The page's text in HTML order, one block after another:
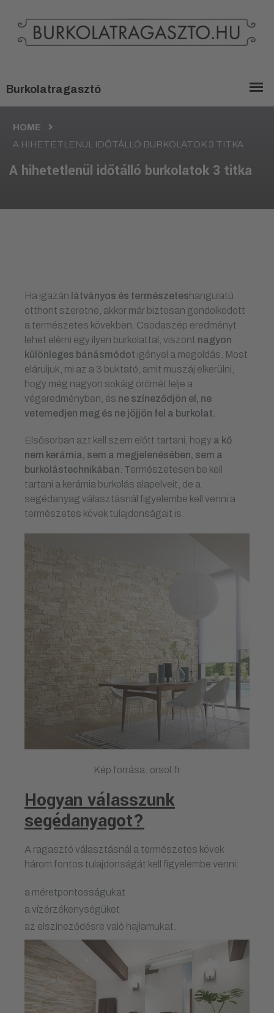
HOME
A HIHETETLENÜL IDŐTÁLLÓ BURKOLATOK 3 TITKA
A hihetetlenül időtálló burkolatok 3 titka
Ha igazán látványos és természeteshangulatú
otthont szeretne, akkor már biztosan gondolkodott
a természetes kövekben. Csodaszép eredményt
lehet elérni egy ilyen burkolattal, viszont nagyon
különleges bánásmódot igényel a megoldás. Most
eláruljuk, mi az a 3 buktató, amit muszáj elkerülni,
hogy még nagyon sokáig örömét lelje a
végeredményben, és ne színeződjön el, ne
vetemedjen meg és ne jöjjön fel a burkolat.
Elsősorban azt kell szem előtt tartani, hogy a kő
nem kerámia, sem a megjelenésében, sem a
burkolástechnikában . Természetesen be kell
tartani a kerámia burkolás alapelveit, de a
segédanyag választásnál figyelembe kell venni a
természetes kövek tulajdonságait is.
Kép forrása: orsol.fr
Hogyan válasszunk
segédanyagot?
A ragasztó választásnál a természetes kövek
három fontos tulajdonságát kell figyelembe venni:
a méretpontosságukat
a vízérzékenységüket
az elszíneződésre való hajlamukat.